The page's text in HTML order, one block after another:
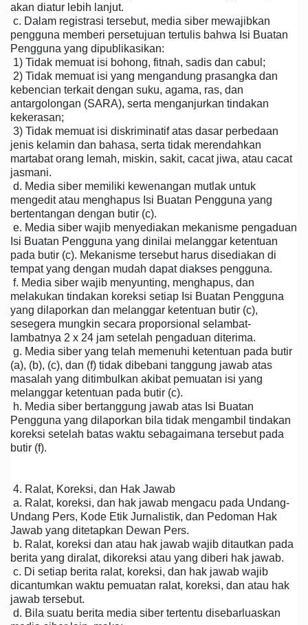
akan diatur lebih lanjut.
c. Dalam registrasi tersebut, media siber mewajibkan
pengguna memberi persetujuan tertulis bahwa Isi Buatan
Pengguna yang dipublikasikan:
1) Tidak memuat isi bohong, fitnah, sadis dan cabul;
2) Tidak memuat isi yang mengandung prasangka dan
kebencian terkait dengan suku, agama, ras, dan
antargolongan (SARA), serta menganjurkan tindakan
kekerasan;
3) Tidak memuat isi diskriminatif atas dasar perbedaan
jenis kelamin dan bahasa, serta tidak merendahkan
martabat orang lemah, miskin, sakit, cacat jiwa, atau cacat
jasmani.
d. Media siber memiliki kewenangan mutlak untuk
mengedit atau menghapus Isi Buatan Pengguna yang
bertentangan dengan butir (c).
e. Media siber wajib menyediakan mekanisme pengaduan
Isi Buatan Pengguna yang dinilai melanggar ketentuan
pada butir (c). Mekanisme tersebut harus disediakan di
tempat yang dengan mudah dapat diakses pengguna.
f. Media siber wajib menyunting, menghapus, dan
melakukan tindakan koreksi setiap Isi Buatan Pengguna
yang dilaporkan dan melanggar ketentuan butir (c),
sesegera mungkin secara proporsional selambat-
lambatnya 2 x 24 jam setelah pengaduan diterima.
g. Media siber yang telah memenuhi ketentuan pada butir
(a), (b), (c), dan (f) tidak dibebani tanggung jawab atas
masalah yang ditimbulkan akibat pemuatan isi yang
melanggar ketentuan pada butir (c).
h. Media siber bertanggung jawab atas Isi Buatan
Pengguna yang dilaporkan bila tidak mengambil tindakan
koreksi setelah batas waktu sebagaimana tersebut pada
butir (f).
4. Ralat, Koreksi, dan Hak Jawab
a. Ralat, koreksi, dan hak jawab mengacu pada Undang-
Undang Pers, Kode Etik Jurnalistik, dan Pedoman Hak
Jawab yang ditetapkan Dewan Pers.
b. Ralat, koreksi dan atau hak jawab wajib ditautkan pada
berita yang diralat, dikoreksi atau yang diberi hak jawab.
c. Di setiap berita ralat, koreksi, dan hak jawab wajib
dicantumkan waktu pemuatan ralat, koreksi, dan atau hak
jawab tersebut.
d. Bila suatu berita media siber tertentu disebarluaskan